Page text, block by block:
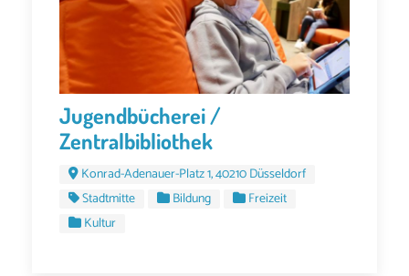
Jugendbücherei /
Zentralbibliothek
Konrad-Adenauer-Platz 1, 40210 Düsseldorf
Stadtmitte
Bildung
Freizeit
Kultur